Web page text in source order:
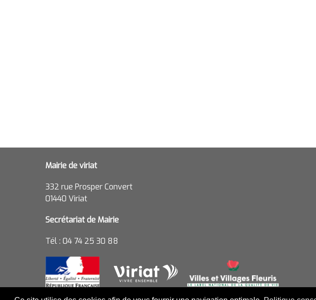
Mairie de viriat
332 rue Prosper Convert
01440 Viriat
Secrétariat de Mairie
Tél : 04 74 25 30 88